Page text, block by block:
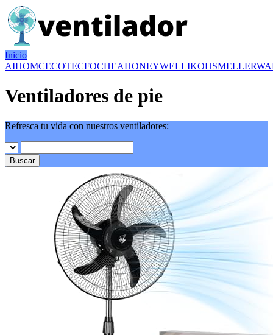
Inicio
AIHOMCECOTECFOCHEAHONEYWELLIKOHS
Ventiladores de pie
Refresca tu vida con nuestros ventiladores:
Buscar